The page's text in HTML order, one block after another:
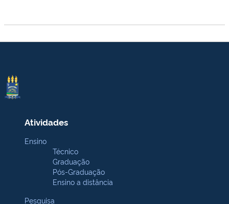
Atividades
Ensino
Técnico
Graduação
Pós-Graduação
Ensino a distância
Pesquisa